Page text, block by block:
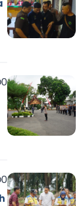
0
0